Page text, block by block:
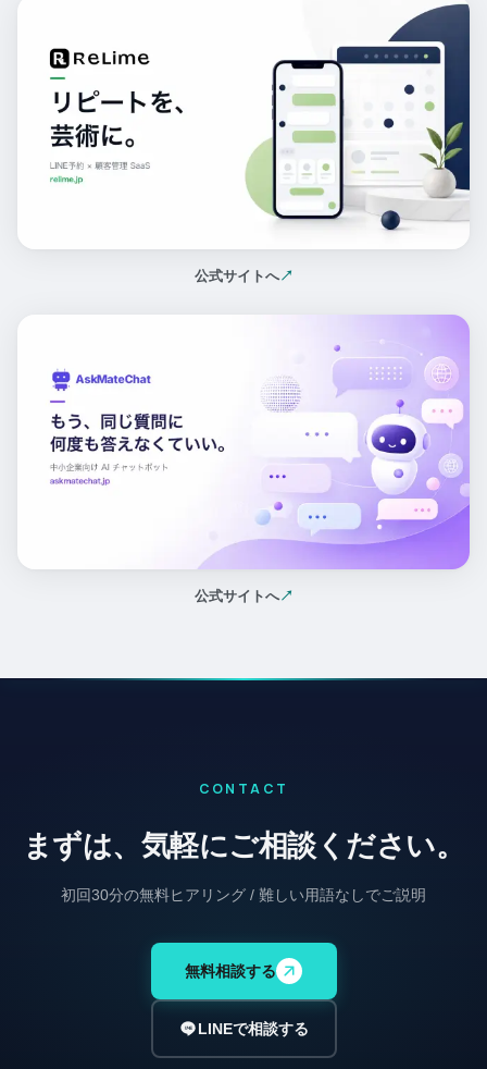
公式サイトへ↗
（新しいタブで開く）
公式サイトへ↗
（新しいタブで開く）
CONTACT
まずは、気軽にご相談ください。
初回30分の無料ヒアリング / 難しい用語なしでご説明
無料相談する
LINEで相談する